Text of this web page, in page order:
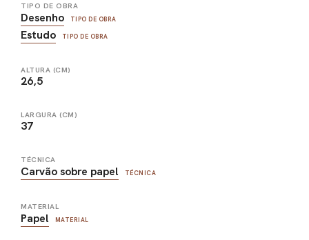
TIPO DE OBRA
Desenho TIPO DE OBRA
Estudo TIPO DE OBRA
ALTURA (CM)
26,5
LARGURA (CM)
37
TÉCNICA
Carvão sobre papel TÉCNICA
MATERIAL
Papel MATERIAL